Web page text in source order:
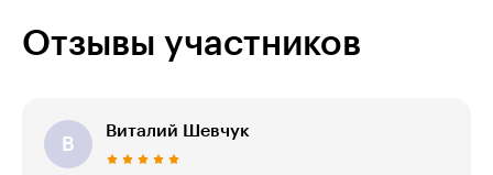
Отзывы участников
В
Виталий Шевчук